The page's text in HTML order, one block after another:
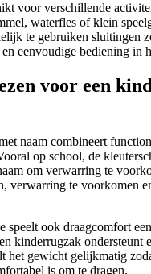
voor verschillende
waterfles of klein
te gebruiken sluitingen
eenvoudige bediening in
voor een
naam combineert
op school, de
om verwarring te
verwarring te voorkomen
speelt ook draagcomfort
kinderrugzak ondersteunt
het gewicht gelijkmatig
is om te dragen.